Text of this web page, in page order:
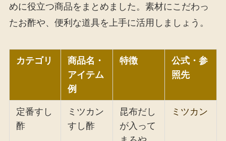
めに役立つ商品をまとめました。素材にこだわっ
たお酢や、便利な道具を上手に活用しましょう。
カテゴリ
商品名・
アイテム
例
特徴
公式・参
照先
定番すし
酢
ミツカン
すし酢
昆布だし
が入って
ミツカン